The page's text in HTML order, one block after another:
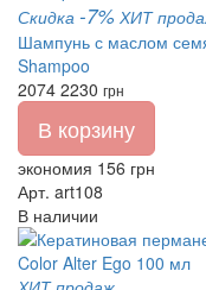
Скидка -7% ХИТ
Шампунь с маслом
Shampoo
2074 2230 грн
В корзину
экономия 156 грн
Арт. art108
В наличии